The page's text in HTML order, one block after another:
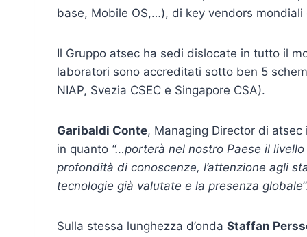
base, Mobile OS,…), di key vendors mondiali
Il Gruppo atsec ha sedi dislocate in tutto il
laboratori sono accreditati sotto ben 5
NIAP, Svezia CSEC e Singapore CSA).
Garibaldi Conte, Managing Director di
in quanto “…porterà nel nostro Paese il
profondità di conoscenze, l’attenzione agli
tecnologie già valutate e la presenza globale
Sulla stessa lunghezza d’onda Staffan